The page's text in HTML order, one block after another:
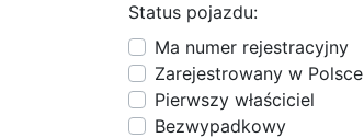
Status pojazdu:
Ma numer rejestracyjny
Zarejestrowany w Polsce
Pierwszy właściciel
Bezwypadkowy